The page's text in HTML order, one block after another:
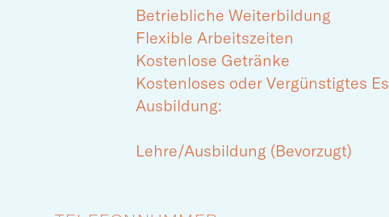
Betriebliche Weiterbildung
Flexible Arbeitszeiten
Kostenlose Getränke
Kostenloses oder Vergünstigtes
Ausbildung:
Lehre/Ausbildung (Bevorzugt)